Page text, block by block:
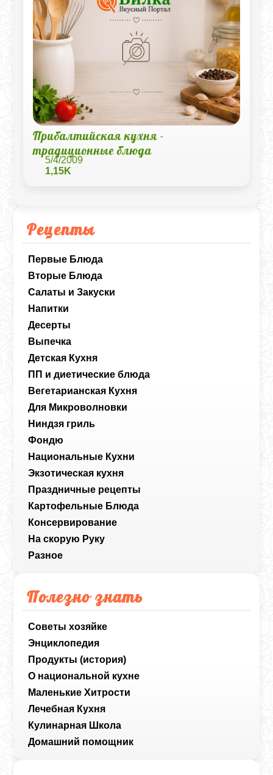
Рецепты
Первые Блюда
Вторые Блюда
Салаты и Закуски
Напитки
Десерты
Выпечка
Детская Кухня
ПП и диетические блюда
Вегетарианская Кухня
Для Микроволновки
Ниндзя гриль
Фондю
Национальные Кухни
Экзотическая кухня
Праздничные рецепты
Картофельные Блюда
Консервирование
На скорую Руку
Разное
Полезно знать
Советы хозяйке
Энциклопедия
Продукты (история)
О национальной кухне
Маленькие Хитрости
Лечебная Кухня
Кулинарная Школа
Домашний помощник
Прибалтийская кухня -
традиционные блюда
5/4/2009
1,15K